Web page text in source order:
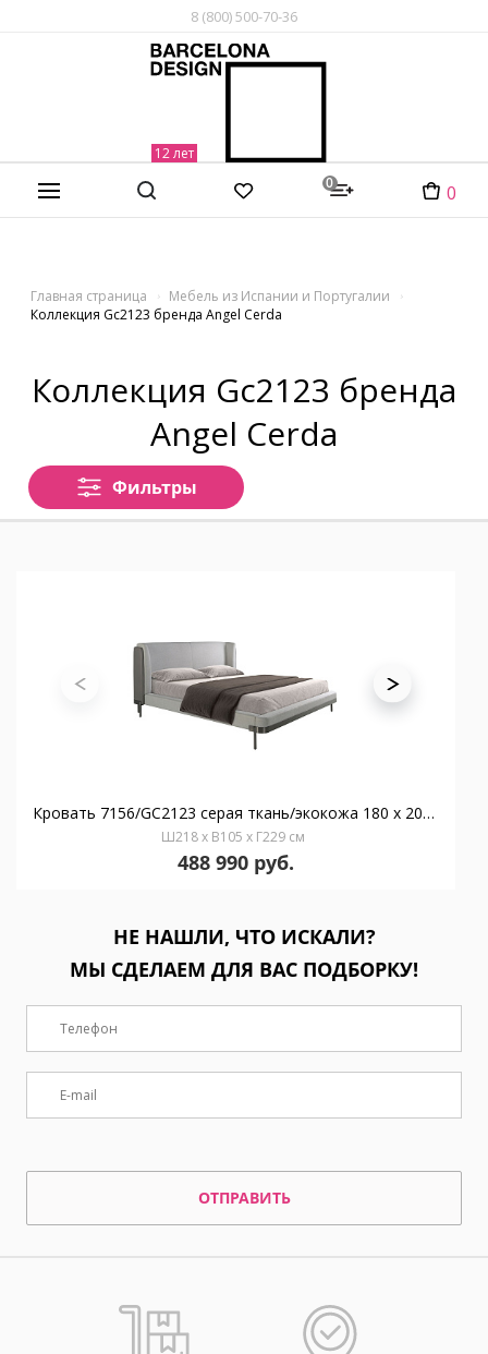
8 (800) 500-70-36
0 0
Главная страница
Мебель из Испании и Португалии
Коллекция Gc2123 бренда Angel Cerda
Коллекция Gc2123 бренда
Angel Cerda
Фильтры
Кровать 7156/GC2123 серая ткань/экокожа 180 x 200 см
Ш218 x В105 x Г229 см
488 990 руб.
НЕ НАШЛИ, ЧТО ИСКАЛИ?
МЫ СДЕЛАЕМ ДЛЯ ВАС ПОДБОРКУ!
ОТПРАВИТЬ